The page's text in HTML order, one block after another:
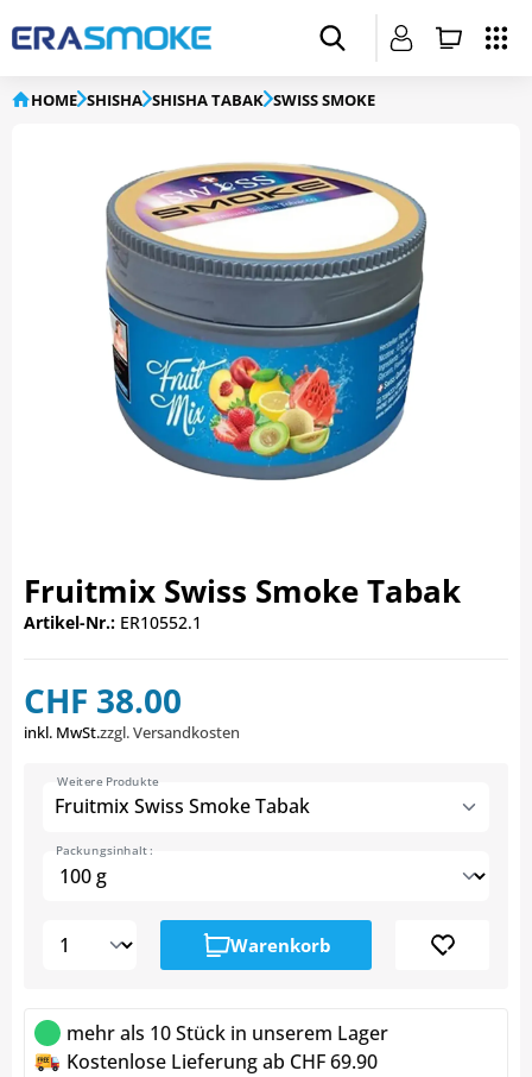
HOME SHISHA SHISHA TABAK SWISS SMOKE
Fruitmix Swiss Smoke Tabak
Artikel-Nr.: ER10552.1
CHF 38.00
inkl. MwSt.zzgl. Versandkosten
Fruitmix Swiss Smoke Tabak
Weitere Produkte
Packungsinhalt :
Warenkorb
mehr als 10 Stück in unserem Lager
Kostenlose Lieferung ab CHF 69.90